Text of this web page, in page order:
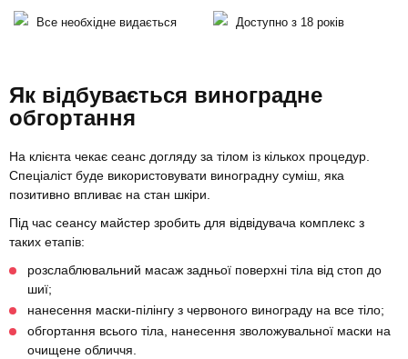
Все необхідне видається Доступно з 18 років
Як відбувається виноградне
обгортання
На клієнта чекає сеанс догляду за тілом із кількох процедур.
Спеціаліст буде використовувати виноградну суміш, яка
позитивно впливає на стан шкіри.
Під час сеансу майстер зробить для відвідувача комплекс з
таких етапів:
розслаблювальний масаж задньої поверхні тіла від стоп до
шиї;
нанесення маски-пілінгу з червоного винограду на все тіло;
обгортання всього тіла, нанесення зволожувальної маски на
очищене обличчя.